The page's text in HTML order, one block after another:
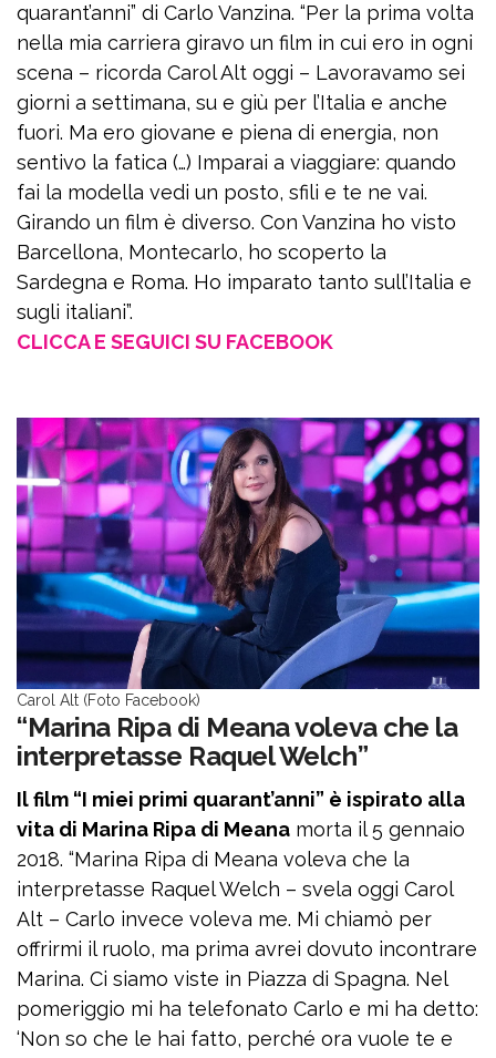
quarant’anni” di Carlo Vanzina. “Per la prima volta
nella mia carriera giravo un film in cui ero in ogni
scena – ricorda Carol Alt oggi – Lavoravamo sei
giorni a settimana, su e giù per l’Italia e anche
fuori. Ma ero giovane e piena di energia, non
sentivo la fatica (…) Imparai a viaggiare: quando
fai la modella vedi un posto, sfili e te ne vai.
Girando un film è diverso. Con Vanzina ho visto
Barcellona, Montecarlo, ho scoperto la
Sardegna e Roma. Ho imparato tanto sull’Italia e
sugli italiani”.
CLICCA E SEGUICI SU FACEBOOK
Carol Alt (Foto Facebook)
“Marina Ripa di Meana voleva che la
interpretasse Raquel Welch”
Il film “I miei primi quarant’anni” è ispirato alla
vita di Marina Ripa di Meana morta il 5 gennaio
2018. “Marina Ripa di Meana voleva che la
interpretasse Raquel Welch – svela oggi Carol
Alt – Carlo invece voleva me. Mi chiamò per
offrirmi il ruolo, ma prima avrei dovuto incontrare
Marina. Ci siamo viste in Piazza di Spagna. Nel
pomeriggio mi ha telefonato Carlo e mi ha detto:
‘Non so che le hai fatto, perché ora vuole te e